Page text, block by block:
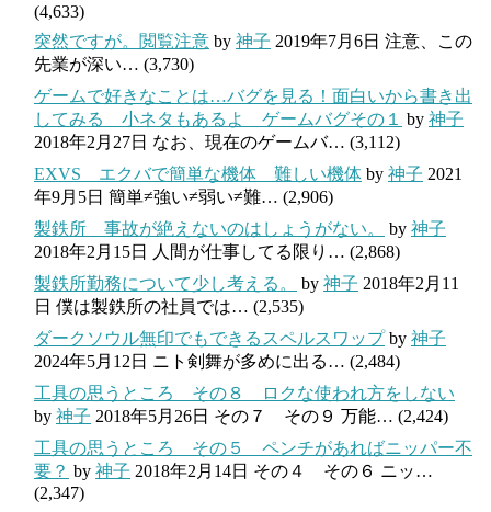
(4,633)
突然ですが。閲覧注意 by 神子 2019年7月6日 注意、この
先業が深い… (3,730)
ゲームで好きなことは…バグを見る！面白いから書き出
してみる 小ネタもあるよ ゲームバグその１
by 神子
2018年2月27日 なお、現在のゲームバ… (3,112)
EXVS エクバで簡単な機体 難しい機体 by 神子 2021
年9月5日 簡単≠強い≠弱い≠難… (2,906)
製鉄所 事故が絶えないのはしょうがない。
by 神子
2018年2月15日
人間が仕事してる限り… (2,868)
製鉄所勤務について少し考える。
by 神子 2018年2月11
日 僕は製鉄所の社員では… (2,535)
ダークソウル無印でもできるスペルスワップby 神子
2024年5月12日 ニト剣舞が多めに出る… (2,484)
工具の思うところ その８ ロクな使われ方をしない
by 神子 2018年5月26日 その７ その９ 万能… (2,424)
工具の思うところ その５ ペンチがあればニッパー不
要？ by 神子 2018年2月14日 その４ その６ ニッ…
(2,347)